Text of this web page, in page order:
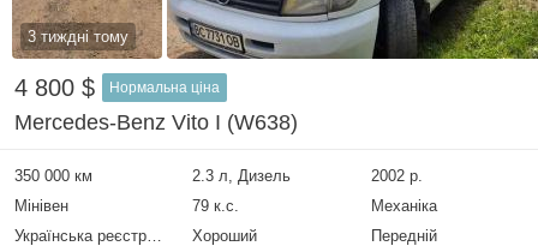
3 тиждні тому
4 800 $ Нормальна ціна
Mercedes-Benz Vito I (W638)
350 000 км 2.3 л, Дизель
2002 р.
Мінівен
79 к.с.
Механіка
Українська реєстрація
Хороший Передній